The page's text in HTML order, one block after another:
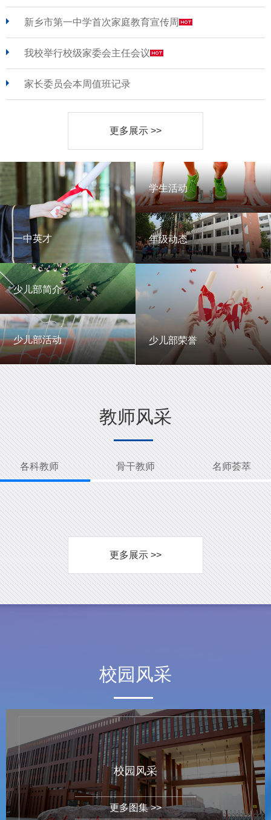
新乡市第一中学首次家庭教育宣传周
我校举行校级家委会主任会议
家长委员会本周值班记录
更多展示 >>
一中英才
一中英才
少儿部简介
少儿部简介
少儿部活动
少儿部活动
学生活动
学生活动
年级动态
年级动态
少儿部荣誉
少儿部荣誉
教师风采
各科教师 骨干教师 名师荟萃
更多展示 >>
校园风采
校园风采
更多图集 >>